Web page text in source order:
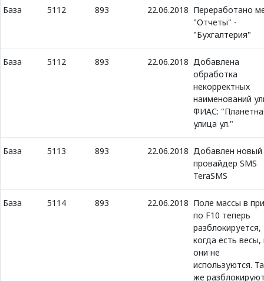
База 5112 893 22.06.2018 Переработано
"Отчеты" -
"Бухгалтерия"
База 5112 893 22.06.2018 Добавлена
обработка
некорректных
наименований
ФИАС:
улица ул."
База 5113 893 22.06.2018 Добавлен новый
провайдер SMS
TeraSMS
База 5114 893 22.06.2018 Поле массы в
по F10 теперь
разблокируется,
когда есть весы,
они не
используются.
же